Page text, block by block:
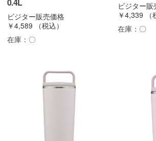
ビジター販売価格
￥4,589
（税込）
在庫： 〇
ビジター販
￥4,339
在庫： 〇